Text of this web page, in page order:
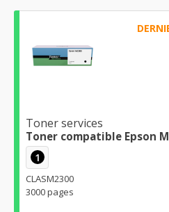
Toner services
Toner compatible Epson
1
CLASM2300
3000 pages